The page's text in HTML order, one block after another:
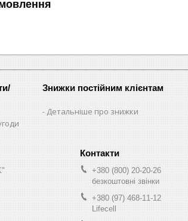
Знижки постійним клієнтам
Детальніше про знижки
+380 (800) 20-20-26
безкоштовні звінки
+380 (97) 468-11-12
Lifecell